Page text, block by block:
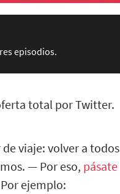
episodios.
total por Twitter.
viaje: volver a todos
— Por eso, pásate
ejemplo: